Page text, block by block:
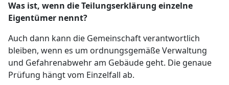
Was ist, wenn die Teilungserklärung einzelne
Eigentümer nennt?
Auch dann kann die Gemeinschaft verantwortlich
bleiben, wenn es um ordnungsgemäße Verwaltung
und Gefahrenabwehr am Gebäude geht. Die genaue
Prüfung hängt vom Einzelfall ab.